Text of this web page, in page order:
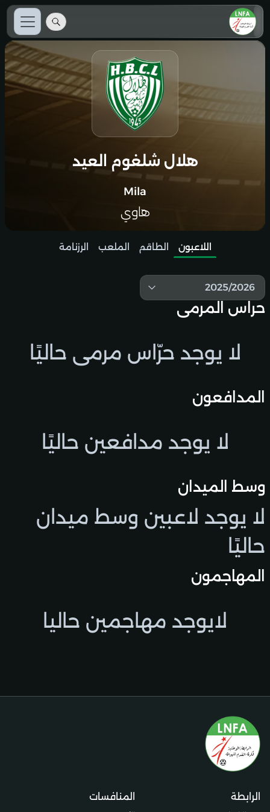
هلال شلغوم العيد
Mila
هاوي
اللاعبون الطاقم الملعب الرزنامة
2025/2026
حراس المرمى
لا يوجد حرّاس مرمى حاليًا
المدافعون
لا يوجد مدافعين حاليًا
وسط الميدان
لا يوجد لاعبين وسط ميدان
حاليًا
المهاجمون
لايوجد مهاجمين حاليا
الرابطة المنافسات